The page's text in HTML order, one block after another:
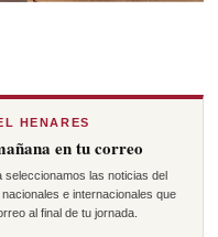
HENARES
en tu correo
seleccionamos las noticias del
e internacionales que
al final de tu jornada.